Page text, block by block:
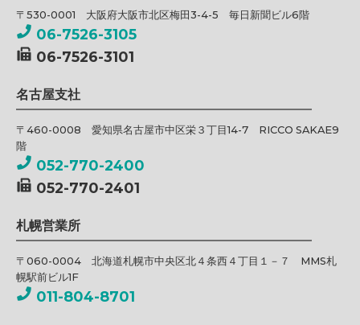
〒530-0001 大阪府大阪市北区梅田3-4-5 毎日新聞ビル6階
06-7526-3105
06-7526-3101
名古屋支社
〒460-0008 愛知県名古屋市中区栄３丁目14-7 RICCO SAKAE9
階
052-770-2400
052-770-2401
札幌営業所
〒060-0004 北海道札幌市中央区北４条西４丁目１－７ MMS札
幌駅前ビル1F
011-804-8701